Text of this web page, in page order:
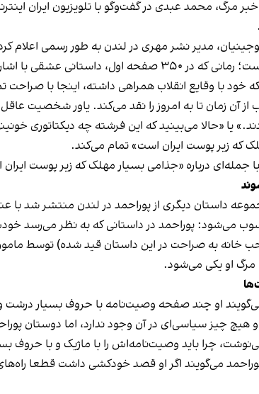
خبر مرگ، محمد عبدی در گفت‌و‌گو با تلویزیون ایران
کیومرث پوراحمد است؛ رمانی که در ۳۵۰
خود با وقایع انقلاب همراهی داشته، اینجا با صراحت
از آن زمان تا به امروز را نقد می‌کند. یاور شخصیت
یا «حالا می‌بینید که این فرشته چه دیکتاتوری
که زیر پوست ایران است» تمام می‌کند.
با جمله‌ای درباره «جذامی بسیار مهلک که زیر پوست
داستان دیگری از پوراحمد در لندن منتشر شد با
می‌شود: پوراحمد در داستانی که به نظر
خانه به صراحت در این داستان قید شده) توسط
مرگ او یکی می‌شود.
او چند صفحه وصیت‌نامه با حروف بسیار
و هیچ چیز سیاسی‌ای در آن وجود ندارد، اما
چرا باید وصیت‌نامه‌اش را با ماژیک و با حروف
می‌گویند اگر او قصد خودکشی داشت قطعا